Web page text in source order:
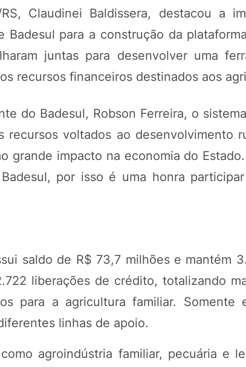
Claudinei Baldissera, destacou a
Badesul para a construção da
juntas para desenvolver uma
recursos financeiros destinados aos
do Badesul, Robson Ferreira, o
recursos voltados ao desenvolvimento
grande impacto na economia do
por isso é uma honra
saldo de R$ 73,7 milhões e mantém
liberações de crédito, totalizando
para a agricultura familiar.
linhas de apoio.
agroindústria familiar, pecuária e